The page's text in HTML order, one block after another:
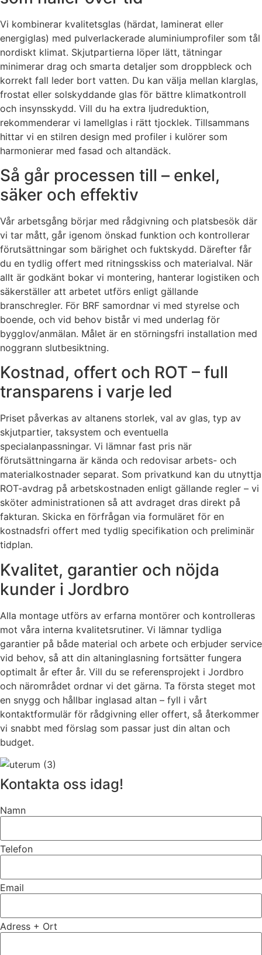
Vi kombinerar kvalitetsglas (härdat, laminerat eller
energiglas) med pulverlackerade aluminiumprofiler som tål
nordiskt klimat. Skjutpartierna löper lätt, tätningar
minimerar drag och smarta detaljer som droppbleck och
korrekt fall leder bort vatten. Du kan välja mellan klarglas,
frostat eller solskyddande glas för bättre klimatkontroll
och insynsskydd. Vill du ha extra ljudreduktion,
rekommenderar vi lamellglas i rätt tjocklek. Tillsammans
hittar vi en stilren design med profiler i kulörer som
harmonierar med fasad och altandäck.
Så går processen till – enkel,
säker och effektiv
Vår arbetsgång börjar med rådgivning och platsbesök där
vi tar mått, går igenom önskad funktion och kontrollerar
förutsättningar som bärighet och fuktskydd. Därefter får
du en tydlig offert med ritningsskiss och materialval. När
allt är godkänt bokar vi montering, hanterar logistiken och
säkerställer att arbetet utförs enligt gällande
branschregler. För BRF samordnar vi med styrelse och
boende, och vid behov bistår vi med underlag för
bygglov/anmälan. Målet är en störningsfri installation med
noggrann slutbesiktning.
Kostnad, offert och ROT – full
transparens i varje led
Priset påverkas av altanens storlek, val av glas, typ av
skjutpartier, taksystem och eventuella
specialanpassningar. Vi lämnar fast pris när
förutsättningarna är kända och redovisar arbets- och
materialkostnader separat. Som privatkund kan du utnyttja
ROT-avdrag på arbetskostnaden enligt gällande regler – vi
sköter administrationen så att avdraget dras direkt på
fakturan. Skicka en förfrågan via formuläret för en
kostnadsfri offert med tydlig specifikation och preliminär
tidplan.
Kvalitet, garantier och nöjda
kunder i Jordbro
Alla montage utförs av erfarna montörer och kontrolleras
mot våra interna kvalitetsrutiner. Vi lämnar tydliga
garantier på både material och arbete och erbjuder service
vid behov, så att din altaninglasning fortsätter fungera
optimalt år efter år. Vill du se referensprojekt i Jordbro
och närområdet ordnar vi det gärna. Ta första steget mot
en snygg och hållbar inglasad altan – fyll i vårt
kontaktformulär för rådgivning eller offert, så återkommer
vi snabbt med förslag som passar just din altan och
budget.
Kontakta oss idag!
Namn
Telefon
Email
Adress + Ort